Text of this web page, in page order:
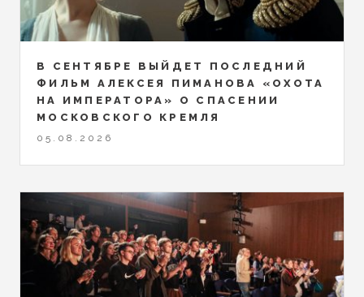
В СЕНТЯБРЕ ВЫЙДЕТ ПОСЛЕДНИЙ
ФИЛЬМ АЛЕКСЕЯ ПИМАНОВА «ОХОТА
НА ИМПЕРАТОРА» О СПАСЕНИИ
МОСКОВСКОГО КРЕМЛЯ
05.08.2026